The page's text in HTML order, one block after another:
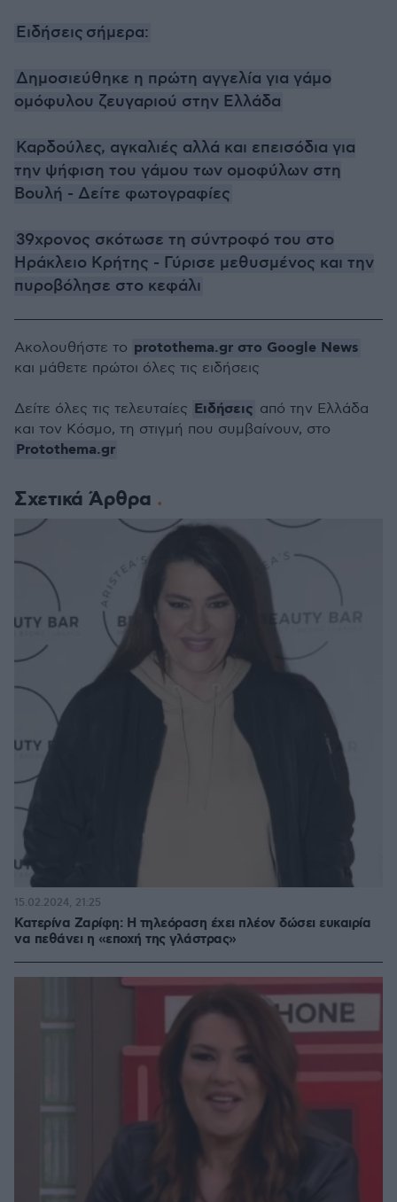
Ειδήσεις σήμερα:
Δημοσιεύθηκε η πρώτη αγγελία για γάμο
ομόφυλου ζευγαριού στην Ελλάδα
Καρδούλες, αγκαλιές αλλά και επεισόδια για
την ψήφιση του γάμου των ομοφύλων στη
Βουλή - Δείτε φωτογραφίες
39χρονος σκότωσε τη σύντροφό του στο
Ηράκλειο Κρήτης - Γύρισε μεθυσμένος και την
πυροβόλησε στο κεφάλι
Σχετικά Άρθρα
Κατερίνα Ζαρίφη: Η τηλεόραση έχει πλέον δώσει ευκαιρία
να πεθάνει η «εποχή της γλάστρας»
15.02.2024, 21:25
Ακολουθήστε το protothema.gr στο Google News
και μάθετε πρώτοι όλες τις ειδήσεις
Δείτε όλες τις τελευταίες Ειδήσεις από την Ελλάδα
και τον Κόσμο, τη στιγμή που συμβαίνουν, στο
Protothema.gr